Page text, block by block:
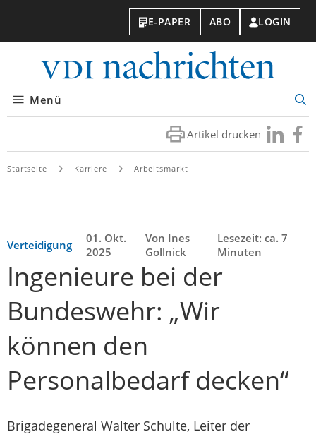
E-PAPER ABO LOGIN
Menü
Artikel drucken Besuchen
Sie
Sie
Startseite Karriere Arbeitsmarkt
Verteidigung
01. Okt.
2025
Von Ines
Gollnick
Lesezeit: ca. 7
Minuten
Ingenieure bei der
Bundeswehr: „Wir
können den
Personalbedarf decken“
Brigadegeneral Walter Schulte, Leiter der